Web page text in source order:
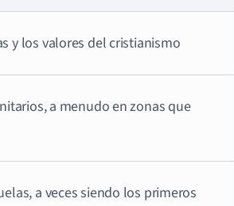
y los valores del cristianismo
a menudo en zonas que
a veces siendo los primeros